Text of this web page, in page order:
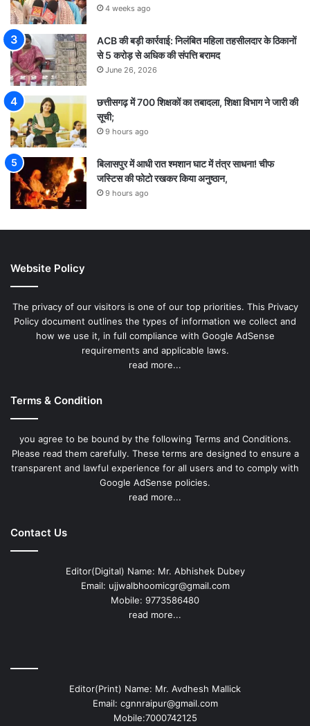
4 weeks ago
ACB की बड़ी कार्रवाई: निलंबित महिला तहसीलदार के ठिकानों
से 5 करोड़ से अधिक की संपत्ति बरामद
June 26, 2026
छत्तीसगढ़ में 700 शिक्षकों का तबादला, शिक्षा विभाग ने जारी की
सूची;
9 hours ago
बिलासपुर में आधी रात श्मशान घाट में तंत्र साधना! चीफ
जस्टिस की फोटो रखकर किया अनुष्ठान,
9 hours ago
Website Policy
The privacy of our visitors is one of our top priorities. This Privacy
Policy document outlines the types of information we collect and
how we use it, in full compliance with Google AdSense
requirements and applicable laws.
read more...
Terms & Condition
you agree to be bound by the following Terms and Conditions.
Please read them carefully. These terms are designed to ensure a
transparent and lawful experience for all users and to comply with
Google AdSense policies.
read more...
Contact Us
Editor(Digital) Name: Mr. Abhishek Dubey
Email: ujjwalbhoomicgr@gmail.com
Mobile: 9773586480
read more...
Editor(Print) Name: Mr. Avdhesh Mallick
Email: cgnnraipur@gmail.com
Mobile:7000742125